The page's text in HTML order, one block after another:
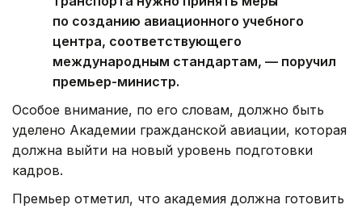
по созданию авиационного учебного
центра, соответствующего
международным стандартам, — поручил
премьер-министр.
Особое внимание, по его словам, должно быть
уделено Академии гражданской авиации, которая
должна выйти на новый уровень подготовки
кадров.
Премьер отметил, что академия должна готовить